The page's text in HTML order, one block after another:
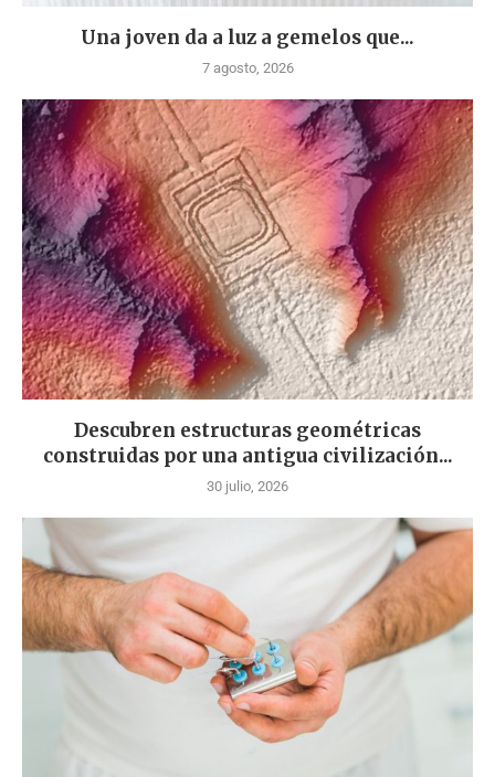
Una joven da a luz a gemelos que...
7 agosto, 2026
Descubren estructuras geométricas
construidas por una antigua civilización...
30 julio, 2026